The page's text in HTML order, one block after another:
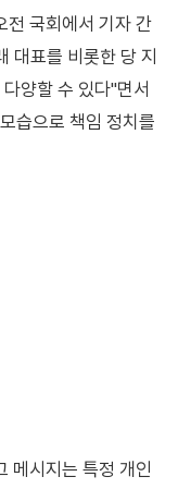
전 국회에서 기자 간
대표를 비롯한 당 지
양할 수 있다"면서
습으로 책임 정치를
메시지는 특정 개인